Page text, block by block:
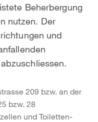
Beherbergung
nutzen. Der
und
209 bzw. an der
bzw. 28
und Toiletten­